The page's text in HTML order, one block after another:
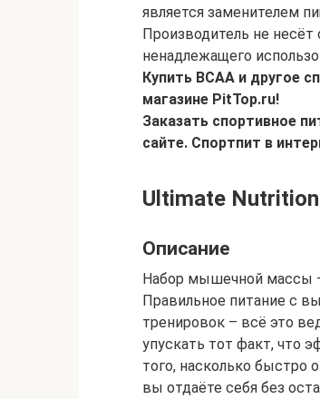
является заменителем
Производитель не
ненадлежащего
Купить ВСАА и другое
магазине PitTop.ru!
Заказать спортивное
сайте. Спортпит в
Ultimate
Описание
Набор мышечной массы
Правильное питание с
тренировок – всё это
упускать тот факт, что
того, насколько быстро
вы отдаёте себя без